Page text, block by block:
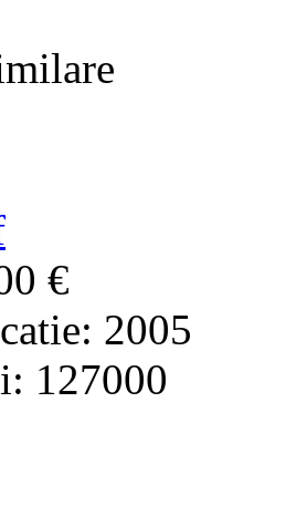
€
2005
127000